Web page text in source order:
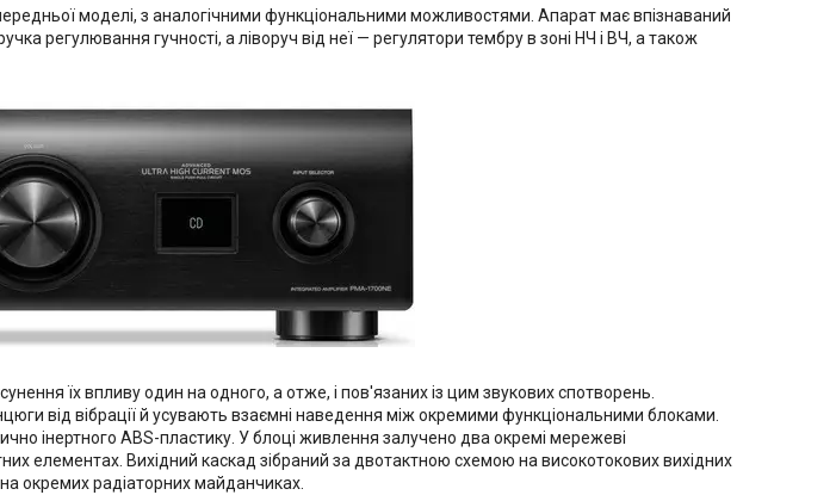
моделі, з аналогічними функціональними можливостями. Апарат має впізнаваний
регулювання гучності, а ліворуч від неї — регулятори тембру в зоні НЧ і ВЧ, а також
їх впливу один на одного, а отже, і пов'язаних із цим звукових спотворень.
від вібрації й усувають взаємні наведення між окремими функціональними блоками.
інертного ABS-пластику. У блоці живлення залучено два окремі мережеві
елементах. Вихідний каскад зібраний за двотактною схемою на високотокових вихідних
на окремих радіаторних майданчиках.